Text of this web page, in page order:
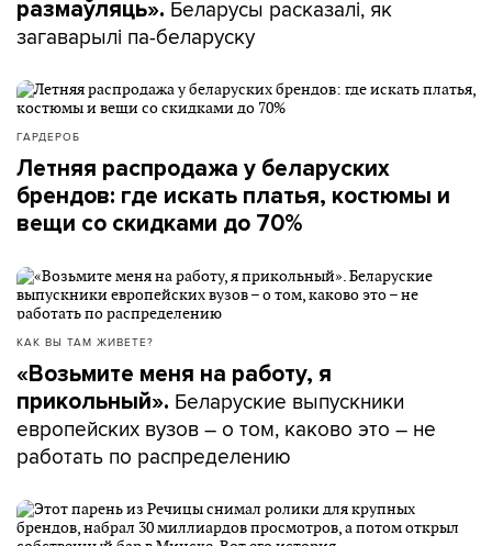
размаўляць». Беларусы расказалі, як
загаварылі па-беларуску
ГАРДЕРОБ
Летняя распродажа у беларуских
брендов: где искать платья, костюмы и
вещи со скидками до 70%
КАК ВЫ ТАМ ЖИВЕТЕ?
«Возьмите меня на работу, я
прикольный». Беларуские выпускники
европейских вузов – о том, каково это – не
работать по распределению